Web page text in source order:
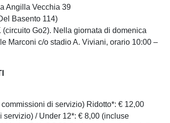
Angilla Vecchia 39
Basento 114)
(circuito Go2). Nella giornata di domenica
Marconi c/o stadio A. Viviani, orario 10:00 –
commissioni di servizio) Ridotto*: € 12,00
servizio) / Under 12*: € 8,00 (incluse